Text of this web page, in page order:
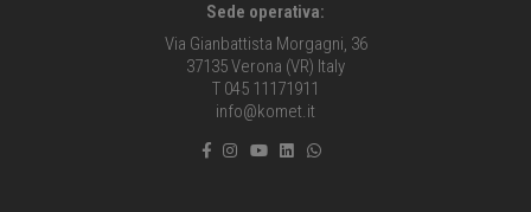
Sede operativa:
Via Gianbattista Morgagni, 36
37135 Verona (VR) Italy
T 045 11171911
info@komet.it